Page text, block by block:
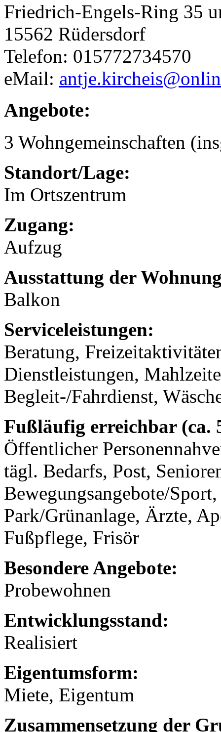
Friedrich-Engels-Ring 35
15562 Rüdersdorf
Telefon: 015772734570
eMail:
Angebote:
3 Wohngemeinschaften
Standort/Lage:
Im Ortszentrum
Zugang:
Aufzug
Ausstattung der
Balkon
Serviceleistungen:
Beratung,
Dienstleistungen,
Begleit-/Fahrdienst,
Fußläufig erreichbar (ca.
Öffentlicher
tägl. Bedarfs, Post,
Bewegungsangebote/
Park/Grünanlage, Ärzte,
Fußpflege, Frisör
Besondere Angebote:
Probewohnen
Entwicklungsstand:
Realisiert
Eigentumsform:
Miete, Eigentum
Zusammensetzung der